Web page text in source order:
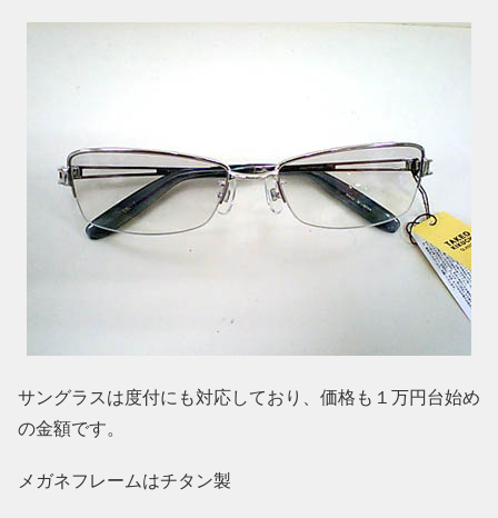
サングラスは度付にも対応しており、価格も１万円台始め
の金額です。
メガネフレームはチタン製